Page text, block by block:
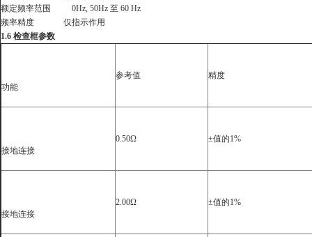
额定频率范围
0Hz, 50Hz 至 60 Hz
频率精度
仅指示作用
1.6 检查框参数
功能
参考值 精度
接地连接
0.50Ω ±值的1%
接地连接
2.00Ω ±值的1%